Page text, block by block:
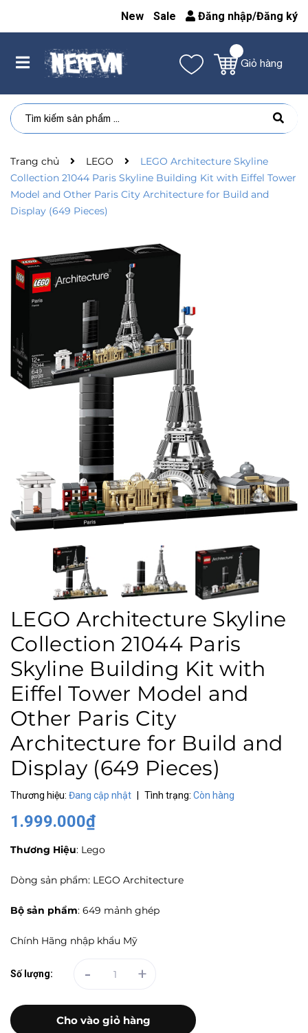
New Sale Đăng nhập/Đăng ký
Giỏ hàng
Trang chủ LEGO
LEGO Architecture Skyline
Collection 21044 Paris Skyline Building Kit with Eiffel Tower
Model and Other Paris City Architecture for Build and
Display (649 Pieces)
LEGO Architecture Skyline
Collection 21044 Paris
Skyline Building Kit with
Eiffel Tower Model and
Other Paris City
Architecture for Build and
Display (649 Pieces)
Thương hiệu: Đang cập nhật Tình trạng: Còn hàng
1.999.000₫
Thương Hiệu: Lego
Dòng sản phẩm: LEGO Architecture
Bộ sản phẩm: 649 mảnh ghép
Chính Hãng nhập khẩu Mỹ
Số lượng: - +
Cho vào giỏ hàng